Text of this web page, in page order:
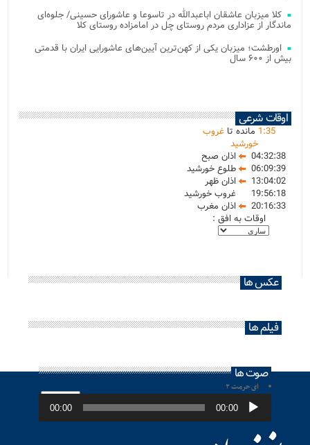
کلا میزبان عاشقان اباعبدالله در تاسوعا و عاشورای حسینی/ جلوه‌ای
ماندگار از عزاداری مردم روستای چل در امامزاده روستای کلا
اورطشت؛ میزبان یکی از کهن‌ترین آیین‌های عاشورایی ایران با قدمتی
بیش از ۶۰۰ سال
اوقات شرعی
1:35 مانده تاغروب
خورشید
04:32:38
اذان صبح
06:09:39
طلوع خورشید
13:04:02
اذان ظهر
19:56:18
غروب خورشید
20:16:33
اذان مغرب
اوقات به افق :
عکس ها
فیلم ها
صوت ها
ای حرمت ۲
پخش‌کننده
صوت 00:00
00:00